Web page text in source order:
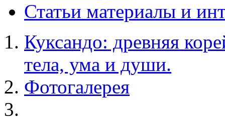
Статьи материалы и
Куксандо: древняя
тела, ума и души.
Фотогалерея